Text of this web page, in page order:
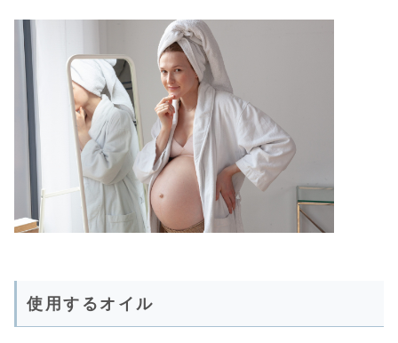
使用するオイル